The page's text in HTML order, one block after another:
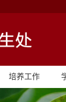
培养工作